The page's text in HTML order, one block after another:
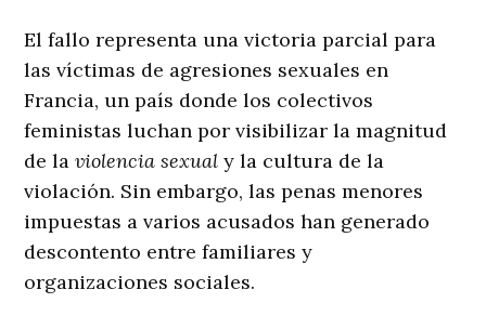
El fallo representa una victoria parcial para
las víctimas de agresiones sexuales en
Francia, un país donde los colectivos
feministas luchan por visibilizar la magnitud
de laviolencia sexual y la cultura de la
violación. Sin embargo, las penas menores
impuestas a varios acusados han generado
descontento entre familiares y
organizaciones sociales.